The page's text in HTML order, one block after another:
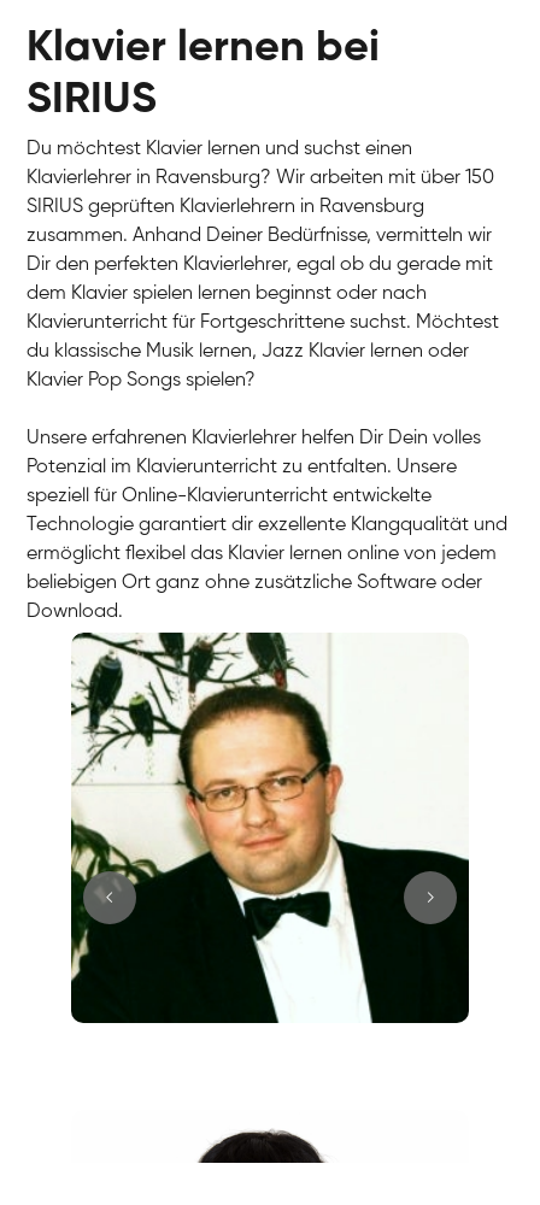
Klavier lernen bei
SIRIUS
Du möchtest Klavier lernen und suchst einen
Klavierlehrer in Ravensburg? Wir arbeiten mit über 150
SIRIUS geprüften Klavierlehrern in Ravensburg
zusammen. Anhand Deiner Bedürfnisse, vermitteln wir
Dir den perfekten Klavierlehrer, egal ob du gerade mit
dem Klavier spielen lernen beginnst oder nach
Klavierunterricht für Fortgeschrittene suchst. Möchtest
du klassische Musik lernen, Jazz Klavier lernen oder
Klavier Pop Songs spielen?
Unsere erfahrenen Klavierlehrer helfen Dir Dein volles
Potenzial im Klavierunterricht zu entfalten. Unsere
speziell für Online-Klavierunterricht entwickelte
Technologie garantiert dir exzellente Klangqualität und
ermöglicht flexibel das Klavier lernen online von jedem
beliebigen Ort ganz ohne zusätzliche Software oder
Download.